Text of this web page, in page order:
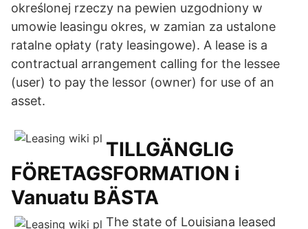
określonej rzeczy na pewien uzgodniony w
umowie leasingu okres, w zamian za ustalone
ratalne opłaty (raty leasingowe). A lease is a
contractual arrangement calling for the lessee
(user) to pay the lessor (owner) for use of an
asset.
TILLGÄNGLIG
FÖRETAGSFORMATION i
Vanuatu BÄSTA
The state of Louisiana leased